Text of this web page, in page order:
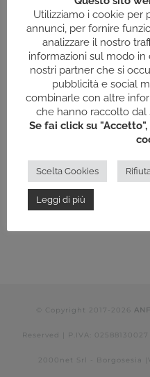
© Copyright 2017- 2026
Reserved | P.IVA: 02588130027
2000net Srl - Borgosesia
Utilizziamo i cookie per
annunci, per fornire
analizzare il nostro
informazioni sul modo in
nostri partner che si
pubblicità e social
combinarle con altre
che hanno raccolto dal
Se fai click su
Scelta Cookies
Leggi di più